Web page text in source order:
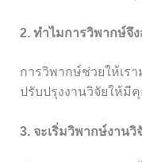
2. ทำไมการวิพากษ์จึ
การวิพากษ์ช่วยให้เร
ปรับปรุงงานวิจัยให้
3. จะเริ่มวิพากษ์งานวิ